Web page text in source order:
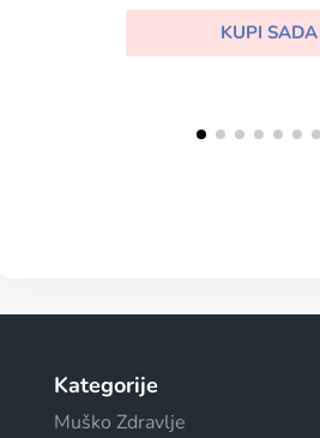
KUPI SADA
Kategorije
Muško Zdravlje